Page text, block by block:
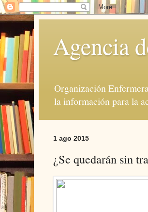
Agencia
Organización
la información para la
1 ago 2015
¿Se quedarán sin